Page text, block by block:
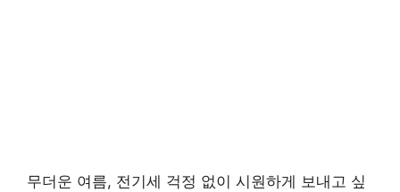
무더운 여름, 전기세 걱정 없이 시원하게 보내고 싶